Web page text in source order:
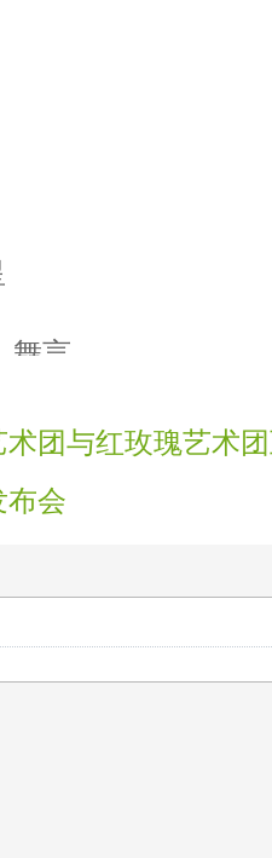
舞言
星
团与红玫瑰艺术
布会